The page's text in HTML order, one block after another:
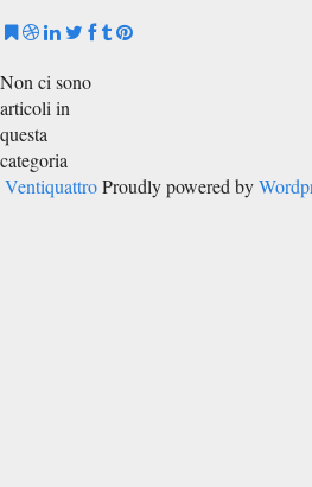
Non ci sono
articoli in
questa
categoria
Ventiquattro Proudly powered by